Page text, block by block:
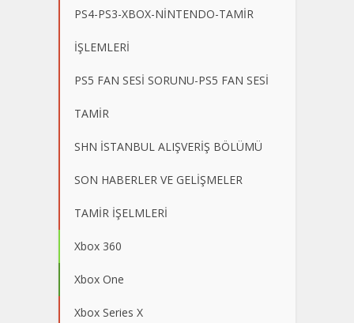
PS4-PS3-XBOX-NİNTENDO-TAMİR
İŞLEMLERİ
PS5 FAN SESİ SORUNU-PS5 FAN SESİ
TAMİR
SHN İSTANBUL ALIŞVERİŞ BÖLÜMÜ
SON HABERLER VE GELİŞMELER
TAMİR İŞELMLERİ
Xbox 360
Xbox One
Xbox Series X